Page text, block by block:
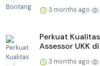
3 months ago
Perkuat
Assessor UKK di
3 months ago